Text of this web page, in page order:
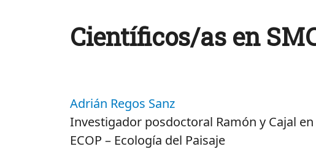
Científicos/as en
Adrián Regos Sanz
Investigador posdoctoral Ramón y Cajal
ECOP – Ecología del Paisaje